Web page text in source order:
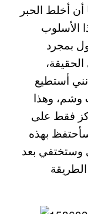
أخلط الحبر
الأسلوب
بمجرد
أستطيع
وشم، وهذا
فقط على
بهذه
وستختفي بعد